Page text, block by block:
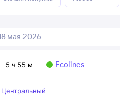
мая 2026
5 ч 55 м Ecolines
Центральный